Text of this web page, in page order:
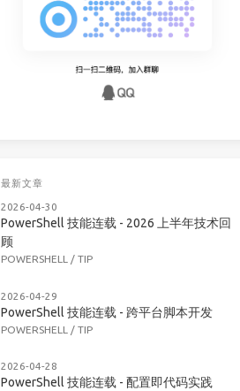
最新文章
2026-04-30
PowerShell 技能连载 - 2026 上半年技术回
顾
POWERSHELL / TIP
2026-04-29
PowerShell 技能连载 - 跨平台脚本开发
POWERSHELL / TIP
2026-04-28
PowerShell 技能连载 - 配置即代码实践